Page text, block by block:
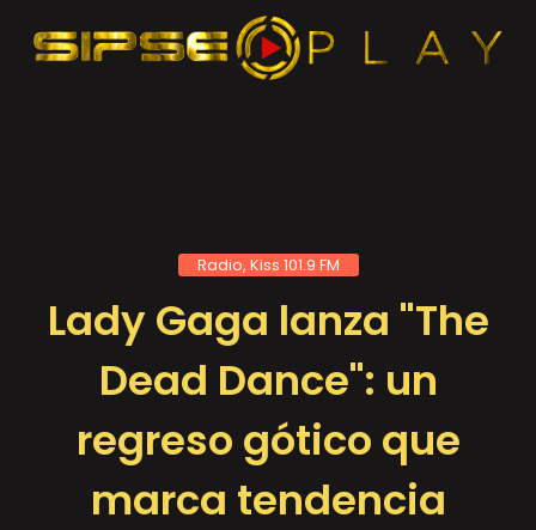
Radio, Kiss 101.9 FM
Lady Gaga lanza "The
Dead Dance": un
regreso gótico que
marca tendencia